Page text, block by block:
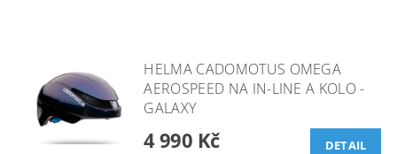
HELMA CADOMOTUS OMEGA
AEROSPEED NA IN-LINE A KOLO -
GALAXY
4 990 Kč DETAIL